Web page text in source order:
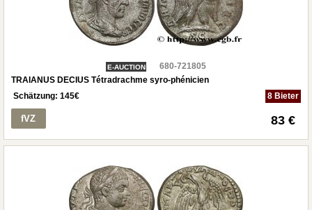
E-AUCTION
680-721805
TRAIANUS DECIUS Tétradrachme syro-phénicien
Schätzung: 145€ 8 Bieter
fVZ 83 €